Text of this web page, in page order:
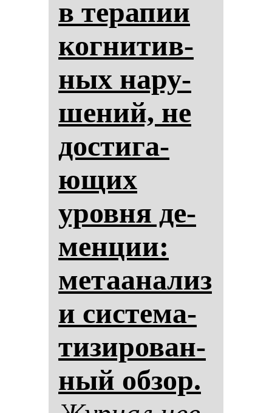
в те­ра­пии
ког­ни­тив­
ных на­ру­
ше­ний, не
дос­ти­га­
ющих
уров­ня де­
мен­ции:
ме­та­ана­лиз
и сис­те­ма­
ти­зи­ро­ван­
ный об­зор.